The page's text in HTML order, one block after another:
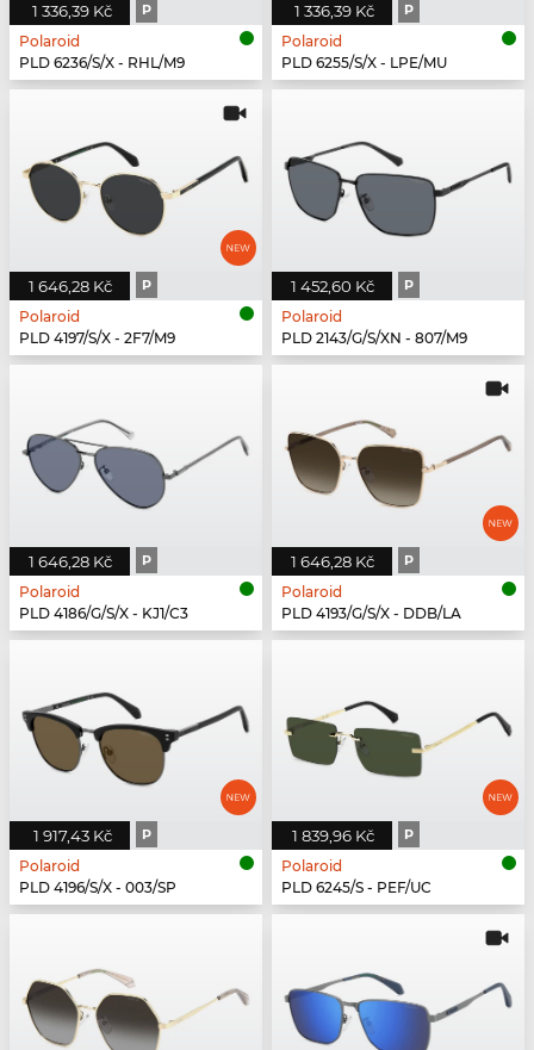
1 336,39 Kč P
Polaroid
PLD 6236/S/X - RHL/M9
1 336,39 Kč P
Polaroid
PLD 6255/S/X - LPE/MU
1 646,28 Kč P
Polaroid
PLD 4197/S/X - 2F7/M9
1 452,60 Kč P
Polaroid
PLD 2143/G/S/XN - 807/M9
1 646,28 Kč P
Polaroid
PLD 4186/G/S/X - KJ1/C3
1 646,28 Kč P
Polaroid
PLD 4193/G/S/X - DDB/LA
1 917,43 Kč P
Polaroid
PLD 4196/S/X - 003/SP
1 839,96 Kč P
Polaroid
PLD 6245/S - PEF/UC